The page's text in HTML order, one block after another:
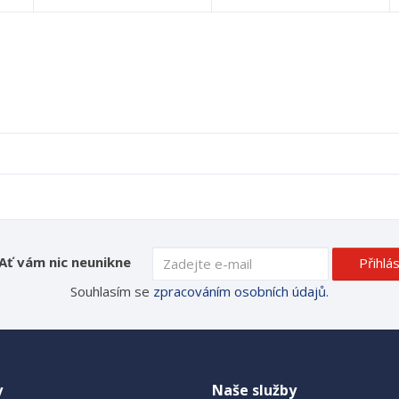
vám nic neunikne
Souhlasím se zpracováním osobních údajů.
Naše služby